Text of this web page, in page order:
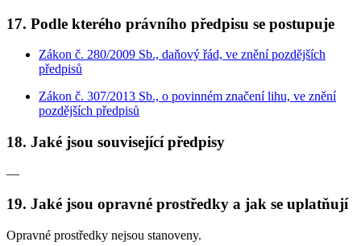
17. Podle kterého právního předpisu se postupuje
Zákon č. 280/2009 Sb., daňový řád, ve znění pozdějších
předpisů
Zákon č. 307/2013 Sb., o povinném značení lihu, ve znění
pozdějších předpisů
18. Jaké jsou související předpisy
—
19. Jaké jsou opravné prostředky a jak se uplatňují
Opravné prostředky nejsou stanoveny.